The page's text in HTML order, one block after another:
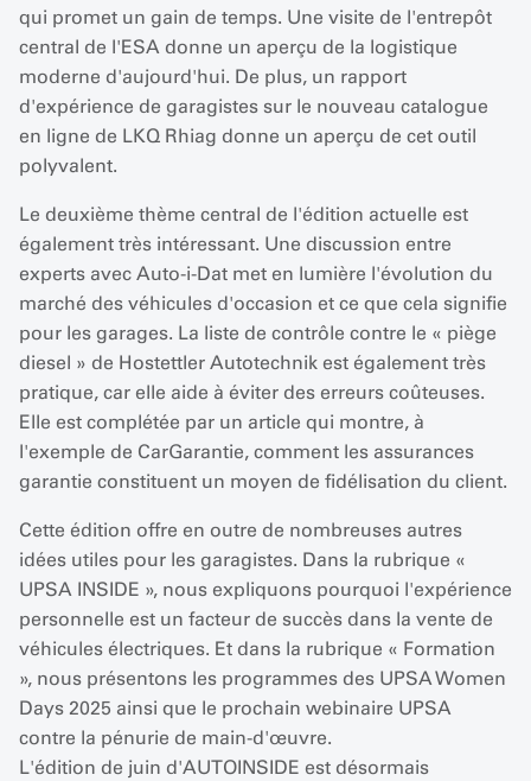
qui promet un gain de temps. Une visite de l'entrepôt
central de l'ESA donne un aperçu de la logistique
moderne d'aujourd'hui. De plus, un rapport
d'expérience de garagistes sur le nouveau catalogue
en ligne de LKQ Rhiag donne un aperçu de cet outil
polyvalent.
Le deuxième thème central de l'édition actuelle est
également très intéressant. Une discussion entre
experts avec Auto-i-Dat met en lumière l'évolution du
marché des véhicules d'occasion et ce que cela signifie
pour les garages. La liste de contrôle contre le « piège
diesel » de Hostettler Autotechnik est également très
pratique, car elle aide à éviter des erreurs coûteuses.
Elle est complétée par un article qui montre, à
l'exemple de CarGarantie, comment les assurances
garantie constituent un moyen de fidélisation du client.
Cette édition offre en outre de nombreuses autres
idées utiles pour les garagistes. Dans la rubrique «
UPSA INSIDE », nous expliquons pourquoi l'expérience
personnelle est un facteur de succès dans la vente de
véhicules électriques. Et dans la rubrique « Formation
», nous présentons les programmes des UPSA Women
Days 2025 ainsi que le prochain webinaire UPSA
contre la pénurie de main-d'œuvre.
L'édition de juin d'AUTOINSIDE est désormais